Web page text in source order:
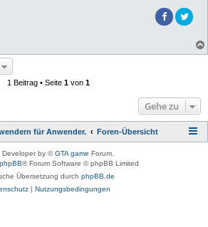
1 Beitrag • Seite 1 von 1
Gehe zu
für Anwender. Foren-Übersicht
Developer by ©GTA game Forum.
phpBB® Forum Software © phpBB Limited
Übersetzung durch phpBB.de
| Nutzungsbedingungen